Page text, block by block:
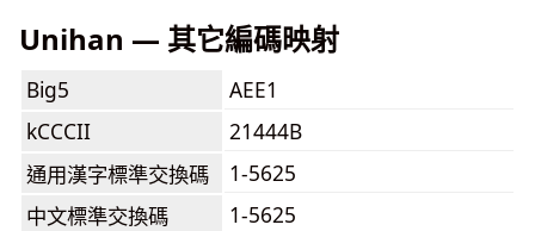
Unihan — 其它編碼映射
Big5
AEE1
kCCCII
21444B
通用漢字標準交換碼
1-5625
中文標準交換碼
1-5625